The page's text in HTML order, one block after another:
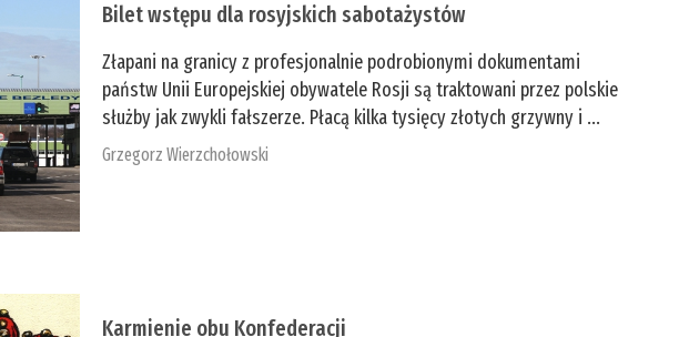
Bilet wstępu dla rosyjskich sabotażystów
Złapani na granicy z profesjonalnie podrobionymi dokumentami
państw Unii Europejskiej obywatele Rosji są traktowani przez polskie
służby jak zwykli fałszerze. Płacą kilka tysięcy złotych grzywny i ...
Grzegorz Wierzchołowski
Karmienie obu Konfederacji